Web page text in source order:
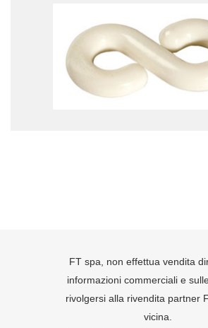
FT spa, non effettua vendita
informazioni commerciali e
rivolgersi alla rivendita partner
vicina.